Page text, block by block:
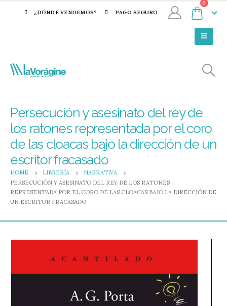
¿DÓNDE VENDEMOS? PAGO SEGURO
0
Persecución y asesinato del rey de
los ratones representada por el coro
de las cloacas bajo la dirección de un
escritor fracasado
HOME LIBRERÍA
NARRATIVA
PERSECUCIÓN Y ASESINATO DEL REY DE LOS RATONES
REPRESENTADA POR EL CORO DE LAS CLOACAS BAJO LA DIRECCIÓN DE
UN ESCRITOR FRACASADO